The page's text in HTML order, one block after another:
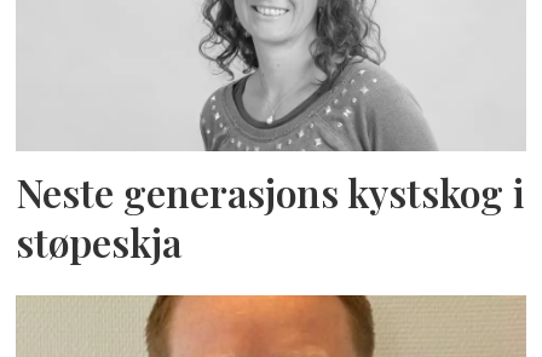
Neste generasjons kystskog i
støpeskja